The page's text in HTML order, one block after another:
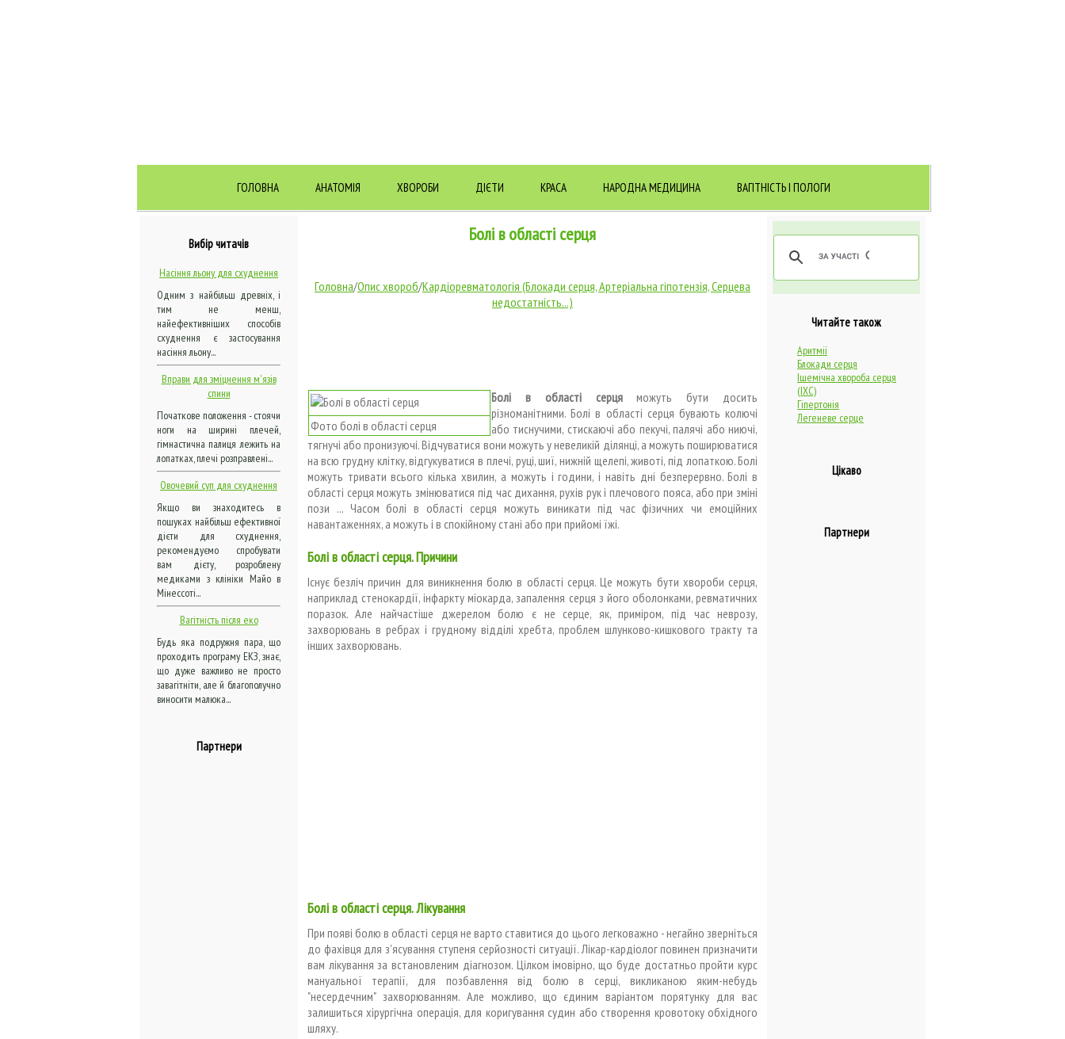
ГОЛОВНА АНАТОМІЯ ХВОРОБИ ДІЄТИ КРАСА НАРОДНА МЕДИЦИНА ВАГІТНІСТЬ І ПОЛОГИ
Вибір читачів
Насіння льону для схуднення
Одним з найбільш древніх, і
тим не менш,
найефективніших способів
схуднення є застосування
насіння льону...
Вправи для зміцнення м'язів
спини
Початкове положення - стоячи
ноги на ширині плечей,
гімнастична палиця лежить на
лопатках, плечі розправлені...
Овочевий суп для схуднення
Якщо ви знаходитесь в
пошуках найбільш ефективної
дієти для схуднення,
рекомендуємо спробувати
вам дієту, розроблену
медиками з клініки Майо в
Мінессоті...
Вагітність після еко
Будь яка подружня пара, що
проходить програму ЕКЗ, знає,
що дуже важливо не просто
завагітніти, але й благополучно
виносити малюка...
Партнери
Болі в області серця
Головна/Опис хвороб/Кардіоревматологія (Блокади серця, Артеріальна гіпотензія, Серцева
недостатність...)
Фото болі в області серця
Болі в області серцяможуть бути досить
різноманітними. Болі в області серця бувають колючі
або тиснучими, стискаючі або пекучі, палячі або ниючі,
тягнучі або пронизуючі. Відчуватися вони можуть у невеликій ділянці, а можуть поширюватися
на всю грудну клітку, відгукуватися в плечі, руці, шиї, нижній щелепі, животі, під лопаткою. Болі
можуть тривати всього кілька хвилин, а можуть і години, і навіть дні безперервно. Болі в
області серця можуть змінюватися під час дихання, рухів рук і плечового пояса, або при зміні
пози ... Часом болі в області серця можуть виникати під час фізичних чи емоційних
навантаженнях, а можуть і в спокійному стані або при прийомі їжі.
Болі в області серця. Причини
Існує безліч причин для виникнення болю в області серця. Це можуть бути хвороби серця,
наприклад стенокардії, інфаркту міокарда, запалення серця з його оболонками, ревматичних
поразок. Але найчастіше джерелом болю є не серце, як, приміром, під час неврозу,
захворювань в ребрах і грудному відділі хребта, проблем шлунково-кишкового тракту та
інших захворювань.
Болі в області серця. Лікування
При появі болю в області серця не варто ставитися до цього легковажно - негайно зверніться
до фахівця для з'ясування ступеня серйозності ситуації. Лікар-кардіолог повинен призначити
вам лікування за встановленим діагнозом. Цілком імовірно, що буде достатньо пройти курс
мануальної терапії, для позбавлення від болю в серці, викликаною яким-небудь
"несердечним" захворюванням. Але можливо, що єдиним варіантом порятунку для вас
залишиться хірургічна операція, для коригування судин або створення кровотоку обхідного
шляху.
Читайте також
Аритмії
Блокади серця
Ішемічна хвороба серця
(ІХС)
Гіпертонія
Легеневе серце
Цікаво
Партнери